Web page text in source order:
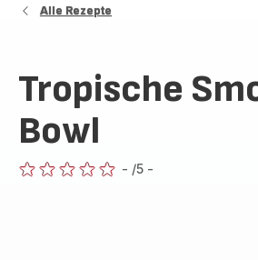
Alle Rezepte
Tropische
Bowl
- /5 -